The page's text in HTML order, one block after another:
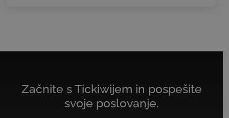
Začnite s Tickiwijem in pospešite
svoje poslovanje.